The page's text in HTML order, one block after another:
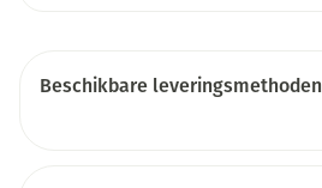
Beschikbare leveringsmethoden